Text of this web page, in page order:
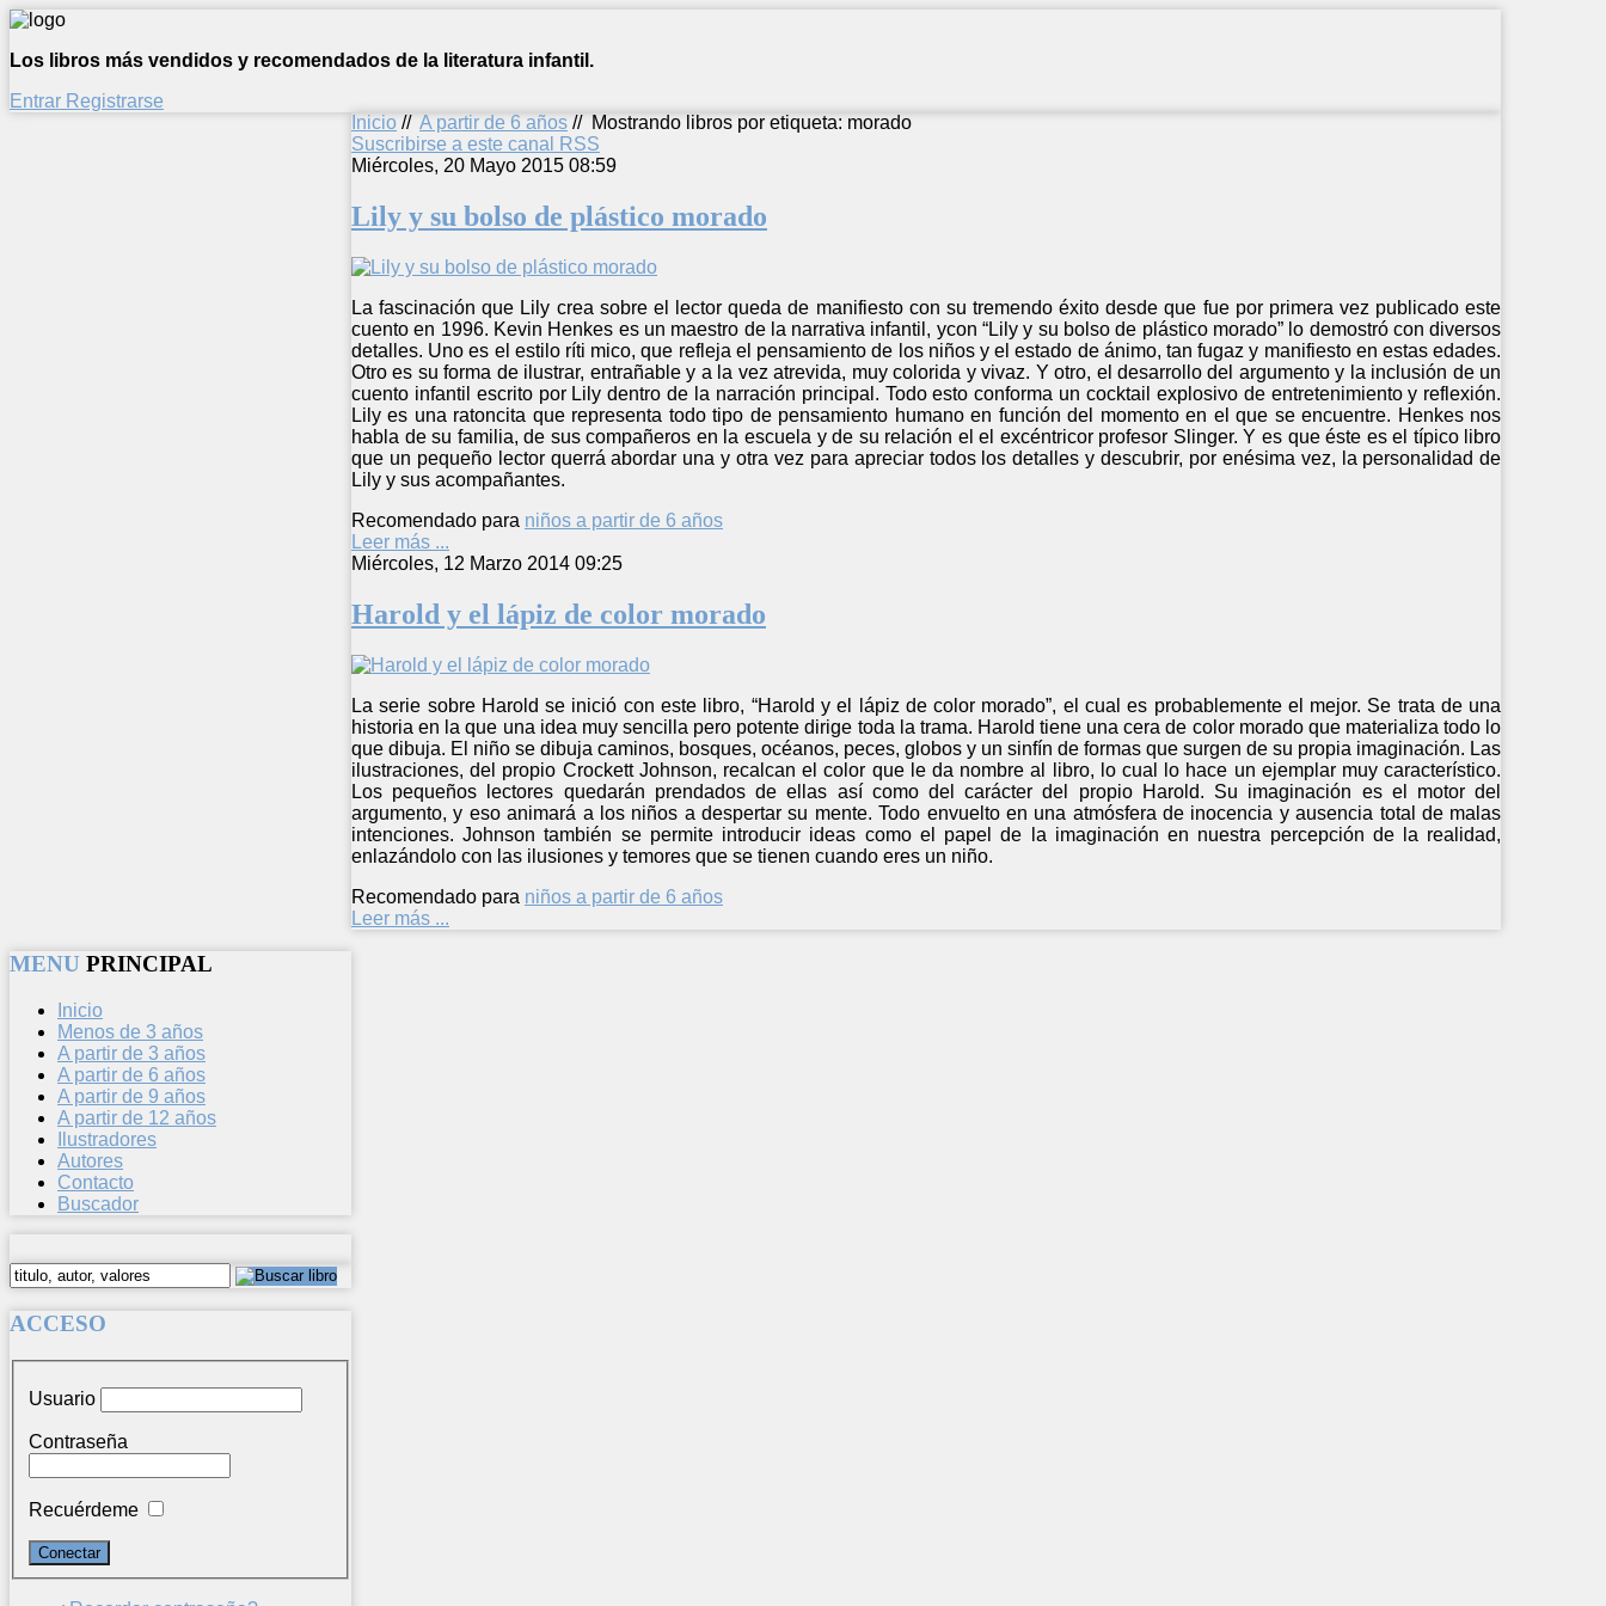
Los libros más vendidos y recomendados de la literatura infantil.
Entrar Registrarse
Inicio // A partir de 6 años // Mostrando libros por etiqueta: morado
Suscribirse a este canal RSS
Miércoles, 20 Mayo 2015 08:59
Lily y su bolso de plástico morado
La fascinación que Lily crea sobre el lector queda de manifiesto con su tremendo éxito desde que fue por primera vez publicado este
cuento en 1996. Kevin Henkes es un maestro de la narrativa infantil, ycon “Lily y su bolso de plástico morado” lo demostró con diversos
detalles. Uno es el estilo ríti mico, que refleja el pensamiento de los niños y el estado de ánimo, tan fugaz y manifiesto en estas edades.
Otro es su forma de ilustrar, entrañable y a la vez atrevida, muy colorida y vivaz. Y otro, el desarrollo del argumento y la inclusión de un
cuento infantil escrito por Lily dentro de la narración principal. Todo esto conforma un cocktail explosivo de entretenimiento y reflexión.
Lily es una ratoncita que representa todo tipo de pensamiento humano en función del momento en el que se encuentre. Henkes nos
habla de su familia, de sus compañeros en la escuela y de su relación el el excéntricor profesor Slinger. Y es que éste es el típico libro
que un pequeño lector querrá abordar una y otra vez para apreciar todos los detalles y descubrir, por enésima vez, la personalidad de
Lily y sus acompañantes.
Recomendado para niños a partir de 6 años
Leer más ...
Miércoles, 12 Marzo 2014 09:25
Harold y el lápiz de color morado
La serie sobre Harold se inició con este libro, “Harold y el lápiz de color morado”, el cual es probablemente el mejor. Se trata de una
historia en la que una idea muy sencilla pero potente dirige toda la trama. Harold tiene una cera de color morado que materializa todo lo
que dibuja. El niño se dibuja caminos, bosques, océanos, peces, globos y un sinfín de formas que surgen de su propia imaginación. Las
ilustraciones, del propio Crockett Johnson, recalcan el color que le da nombre al libro, lo cual lo hace un ejemplar muy característico.
Los pequeños lectores quedarán prendados de ellas así como del carácter del propio Harold. Su imaginación es el motor del
argumento, y eso animará a los niños a despertar su mente. Todo envuelto en una atmósfera de inocencia y ausencia total de malas
intenciones. Johnson también se permite introducir ideas como el papel de la imaginación en nuestra percepción de la realidad,
enlazándolo con las ilusiones y temores que se tienen cuando eres un niño.
Recomendado para niños a partir de 6 años
Leer más ...
MENU PRINCIPAL
Inicio
Menos de 3 años
A partir de 3 años
A partir de 6 años
A partir de 9 años
A partir de 12 años
Ilustradores
Autores
Contacto
Buscador
ACCESO
Usuario
Contraseña
Recuérdeme